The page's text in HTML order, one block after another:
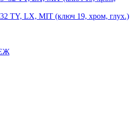
TY, LX, MIT (ключ 19, хром, глух.)